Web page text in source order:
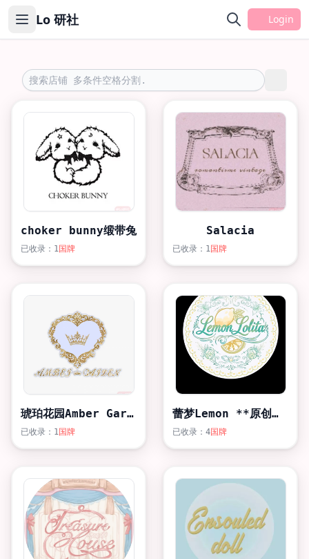
Lo 研社 Login
choker bunny缎带兔
已收录：1 国牌
Salacia
已收录：1 国牌
琥珀花园Amber Garden
已收录：1 国牌
蕾梦Lemon **原创设计
已收录：4国牌